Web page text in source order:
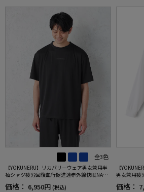
全3色
【YOKUNERU】リカバリーウェア男女兼用半
袖シャツ疲労回復血行促進遠赤外線快眠NANO
MIX(R)【一般医療機器】SS～LLサイズ
価格： 6,950円 (税込)
【
男女兼用疲
MIX(R)【一
価格：